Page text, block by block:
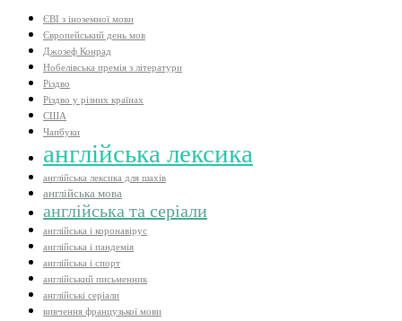
ЄВІ з іноземної мови
Європейський день мов
Джозеф Конрад
Нобелівська премія з літератури
Різдво
Різдво у різних країнах
США
Чапбуки
англійська лексика
англійська лексика для шахів
англійська мова
англійська та серіали
англійська і коронавірус
англійська і пандемія
англійська і спорт
англійський письменник
англійські серіали
вивчення французької мови